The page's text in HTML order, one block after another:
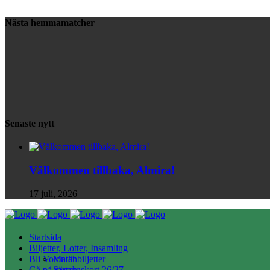
Nästa hemmamatcher
Senaste nytt
Välkommen tillbaka, Almira!
17 juli, 2026
Startsida
Biljetter, Lotter, Insamling
Matchbiljetter
Bli Volontär